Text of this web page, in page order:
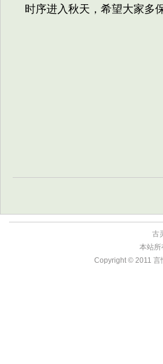
时序进入秋天，希望大家多
古
本站所
Copyright © 2011 言